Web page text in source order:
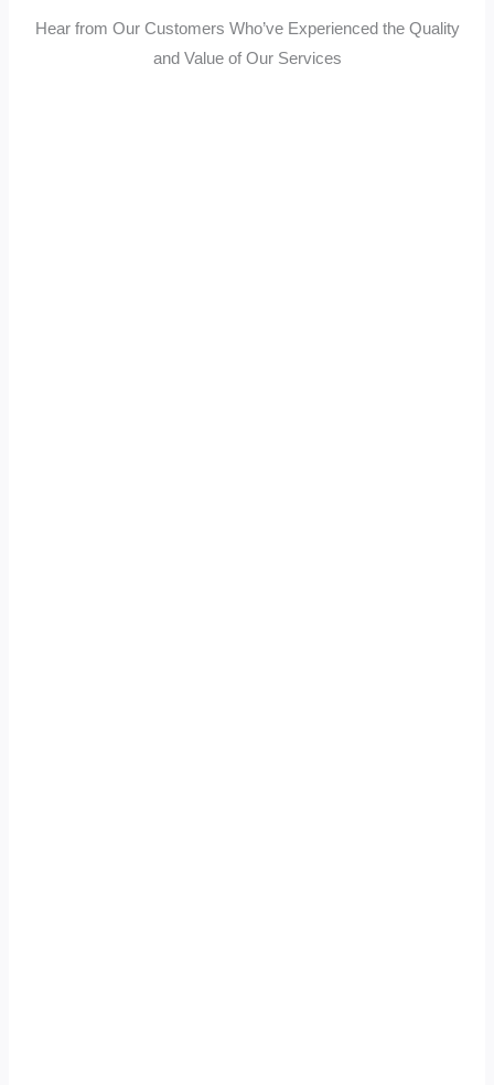
Hear from Our Customers Who’ve Experienced the Quality
and Value of Our Services